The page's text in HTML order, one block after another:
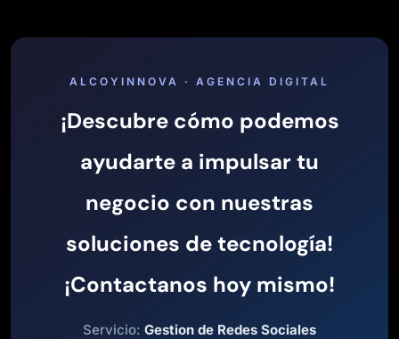
ALCOYINNOVA · AGENCIA DIGITAL
¡Descubre cómo podemos
ayudarte a impulsar tu
negocio con nuestras
soluciones de tecnología!
¡Contactanos hoy mismo!
Servicio: Gestion de Redes Sociales